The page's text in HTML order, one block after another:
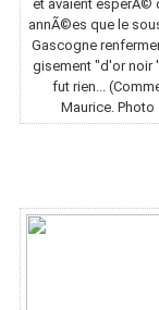
et avaient esperÃ©
annÃ©es que le
Gascogne
gisement "d'or noir
fut rien...
Maurice. Photo